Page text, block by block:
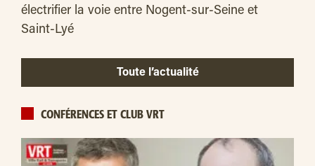
électrifier la voie entre Nogent-sur-Seine et
Saint-Lyé
Toute l’actualité
CONFÉRENCES ET CLUB VRT